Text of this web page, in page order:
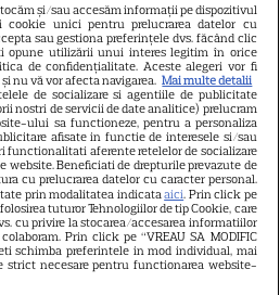
DETALII IES LA IVEALĂ
accidentul rutier de la
Ce viteză avea
și/sau accesăm informații pe dispozitivul
cookie unici pentru prelucrarea datelor cu
sau gestiona preferințele dvs. făcând clic
opune utilizării unui interes legitim în orice
de confidențialitate. Aceste alegeri vor fi
nu vă vor afecta navigarea. Mai multe detalii
de socializare si agentiile de publicitate
nostri de servicii de date analitice) prelucram
ului sa functioneze, pentru a personaliza
afisate in functie de interesele si/sau
functionalitati aferente retelelor de socializare
website. Beneficiati de drepturile prevazute de
cu prelucrarea datelor cu caracter personal.
prin modalitatea indicataaici. Prin click pe
folosirea tuturor Tehnologiilor de tip Cookie, care
cu privire la stocarea/accesarea informatiilor
Prin click pe “VREAU SA MODIFIC
schimba preferintele in mod individual, mai
strict necesare pentru functionarea website-